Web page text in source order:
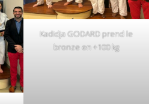
Kadidja GODARD prend le
bronze en +100 kg